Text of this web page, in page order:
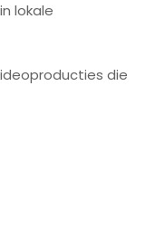
lokale
die